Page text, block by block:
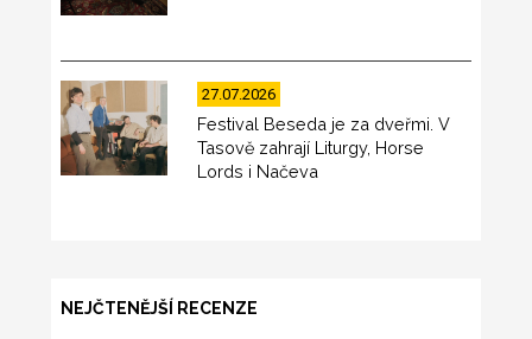
27.07.2026
Festival Beseda je za dveřmi. V
Tasově zahrají Liturgy, Horse
Lords i Načeva
NEJČTENĚJŠÍ RECENZE